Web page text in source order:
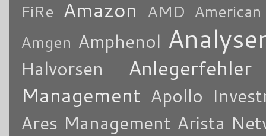
FiRe Amazon AMD
Amgen Amphenol
Halvorsen
Anlegerfehler
Management Apollo
Ares Management Arista